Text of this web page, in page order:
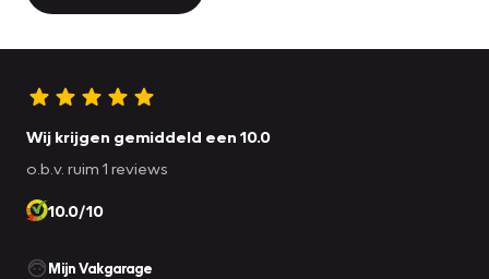
Wij krijgen gemiddeld een 10.0
o.b.v. ruim 1 reviews
10.0/10
Mijn Vakgarage